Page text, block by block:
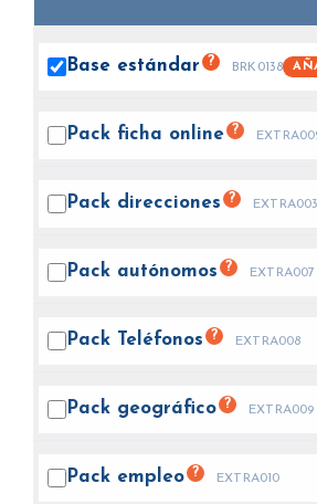
Base estándar ? BRK0138
Pack ficha online ?
Pack direcciones ? EXTRA003
Pack autónomos ? EXTRA007
Pack Teléfonos ? EXTRA008
Pack geográfico ? EXTRA009
Pack empleo ? EXTRA010